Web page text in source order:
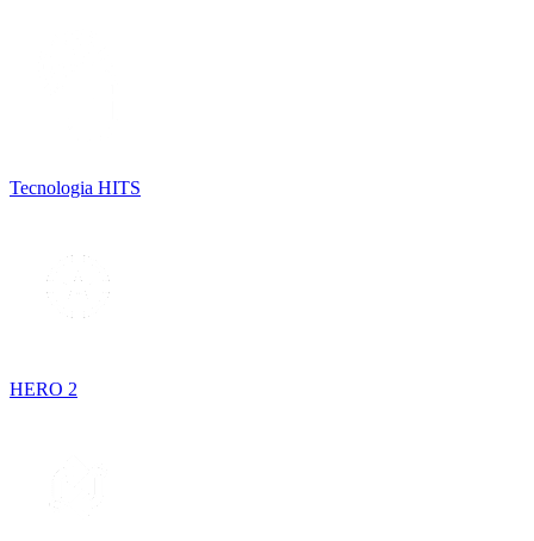
Tecnologia HITS
HERO 2